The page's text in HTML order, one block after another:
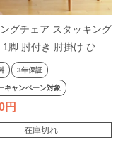
グチェア スタッキング
掛け ひじ
ムチェア 木製 天然木
ス 合皮 レザー アイボ
リーン グレー オレンジ
卓椅子 高齢者
3年保証
キャンペーン対象
在庫切れ